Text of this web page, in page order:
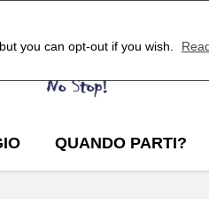
you can opt-out if you wish.
QUANDO PARTI?